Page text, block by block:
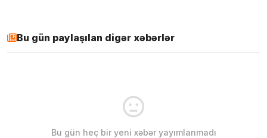
Bu gün paylaşılan digər xəbərlər
Bu gün heç bir yeni xəbər yayımlanmadı